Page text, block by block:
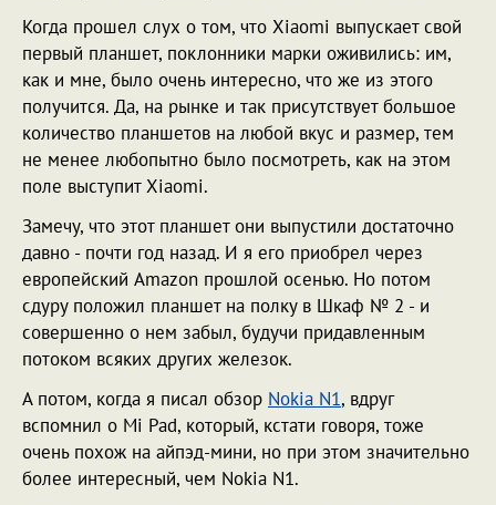
Когда прошел слух о том, что Xiaomi выпускает свой
первый планшет, поклонники марки оживились: им,
как и мне, было очень интересно, что же из этого
получится. Да, на рынке и так присутствует большое
количество планшетов на любой вкус и размер, тем
не менее любопытно было посмотреть, как на этом
поле выступит Xiaomi.
Замечу, что этот планшет они выпустили достаточно
давно - почти год назад. И я его приобрел через
европейский Amazon прошлой осенью. Но потом
сдуру положил планшет на полку в Шкаф № 2 - и
совершенно о нем забыл, будучи придавленным
потоком всяких других железок.
А потом, когда я писал обзор Nokia N1, вдруг
вспомнил о Mi Pad, который, кстати говоря, тоже
очень похож на айпэд-мини, но при этом значительно
более интересный, чем Nokia N1.